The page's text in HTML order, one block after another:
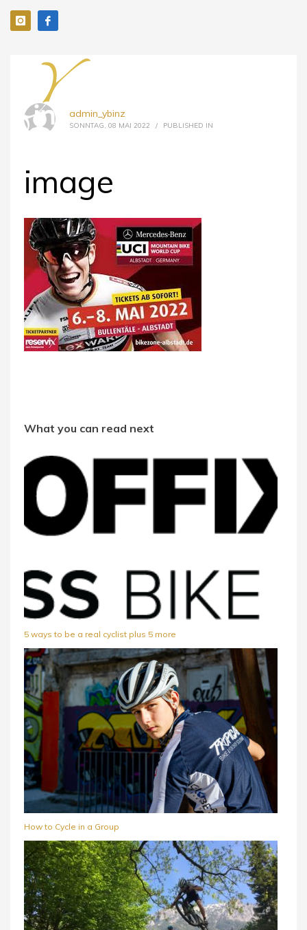
admin_ybinz
SONNTAG, 08 MAI 2022 / PUBLISHED IN
image
What you can read next
5 ways to be a real cyclist plus 5 more
How to Cycle in a Group